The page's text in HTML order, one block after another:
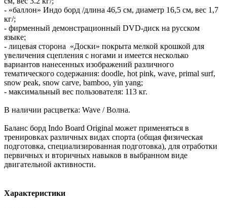
- «баллон» Индо борд /длина 46,5 см, диаметр 16,5 см, вес 1,7
кг/;
- фирменный демонстрационный DVD-диск на русском
языке;
- лицевая сторона «Доски» покрыта мелкой крошкой для
увеличения сцепления с ногами и имеется несколько
вариантов нанесенных изображений различного
тематического содержания: doodle, hot pink, wave, primal surf,
snow peak, snow carve, bamboo, yin yang;
- максимальный вес пользователя: 113 кг.
В наличии расцветка: Wave / Волна.
Баланс борд Indo Board Original может применяться в
тренировках различных видах спорта (общая физическая
подготовка, специализированная подготовка), для отработки
первичных и вторичных навыков в выбранном виде
двигательной активности.
Характеристики